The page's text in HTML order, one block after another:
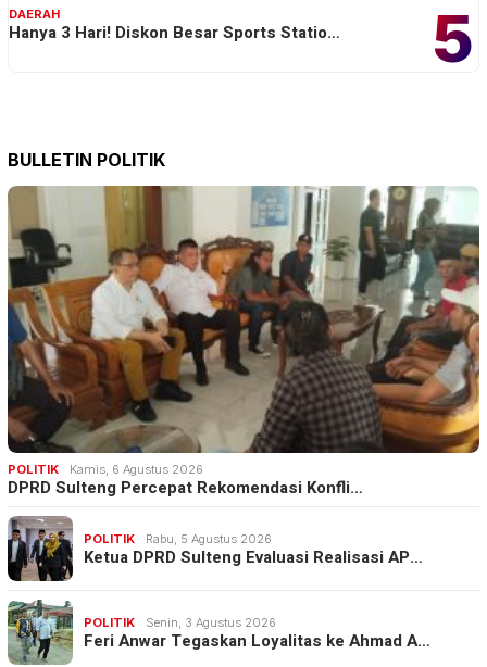
5
DAERAH
Hanya 3 Hari! Diskon Besar Sports Statio…
BULLETIN POLITIK
POLITIK Kamis, 6 Agustus 2026
DPRD Sulteng Percepat Rekomendasi Konfli…
POLITIK Rabu, 5 Agustus 2026
Ketua DPRD Sulteng Evaluasi Realisasi AP…
POLITIK Senin, 3 Agustus 2026
Feri Anwar Tegaskan Loyalitas ke Ahmad A…